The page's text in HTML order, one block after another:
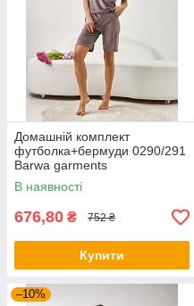
Домашній комплект
футболка+бермуди 0290/291
Barwa garments
В наявності
676,80 ₴ 752 ₴
Купити
–10%